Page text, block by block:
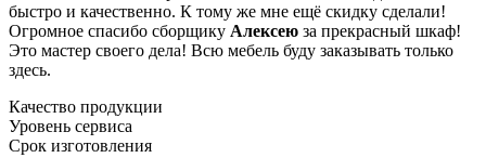
быстро и качественно. К тому же мне ещё скидку сделали!
Огромное спасибо сборщику Алексею за прекрасный шкаф!
Это мастер своего дела! Всю мебель буду заказывать только
здесь.
Качество продукции
Уровень сервиса
Срок изготовления